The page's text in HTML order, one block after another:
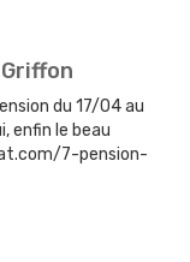
du 17/04 au
enfin le beau
7-pension-